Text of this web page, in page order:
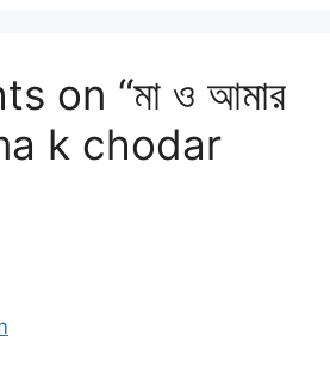
on “মা ও আমার
k chodar